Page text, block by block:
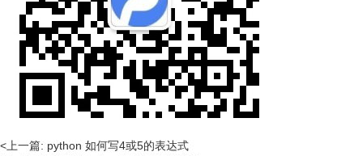
<上一篇: python 如何写4或5的表达式